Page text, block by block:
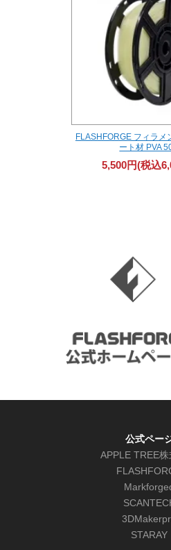
FLASHFORGE フィラメ
ート材 PVA
5,500円(税込
公式ペー
APPLE TREE
STARAY